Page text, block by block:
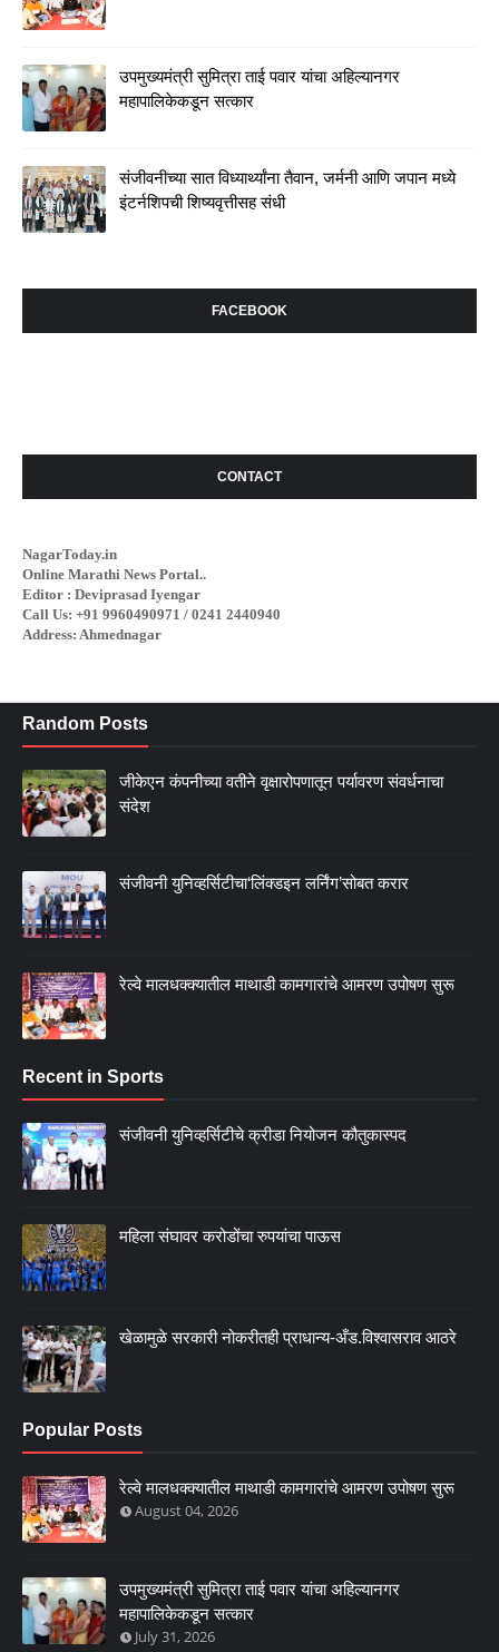
उपमुख्यमंत्री सुमित्रा ताई पवार यांचा अहिल्यानगर
महापालिकेकडून सत्कार
संजीवनीच्या सात विध्यार्थ्यांना तैवान, जर्मनी आणि जपान मध्ये
इंटर्नशिपची शिष्यवृत्तीसह संधी
FACEBOOK
CONTACT
NagarToday.in
Online Marathi News Portal..
Editor : Deviprasad Iyengar
Call Us: +91 9960490971 / 0241 2440940
Address: Ahmednagar
Random Posts
जीकेएन कंपनीच्या वतीने वृक्षारोपणातून पर्यावरण संवर्धनाचा
संदेश
संजीवनी युनिव्हर्सिटीचा‘लिंक्डइन लर्निंग’सोबत करार
रेल्वे मालधक्क्यातील माथाडी कामगारांचे आमरण उपोषण सुरू
Recent in Sports
संजीवनी युनिव्हर्सिटीचे क्रीडा नियोजन कौतुकास्पद
महिला संघावर करोडोंचा रुपयांचा पाऊस
खेळामुळे सरकारी नोकरीतही प्राधान्य-अँड.विश्वासराव आठरे
Popular Posts
रेल्वे मालधक्क्यातील माथाडी कामगारांचे आमरण उपोषण सुरू
August 04, 2026
उपमुख्यमंत्री सुमित्रा ताई पवार यांचा अहिल्यानगर
महापालिकेकडून सत्कार
July 31, 2026